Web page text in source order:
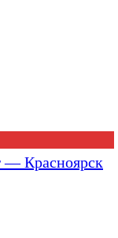
— Красноярск